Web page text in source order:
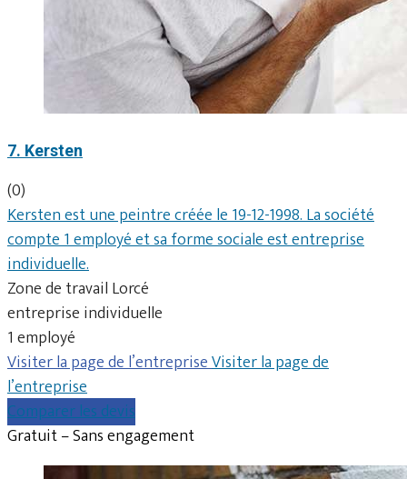
7. Kersten
(0)
Kersten est une peintre créée le 19-12-1998. La société
compte 1 employé et sa forme sociale est entreprise
individuelle.
Zone de travail Lorcé
entreprise individuelle
1 employé
Visiter la page de l’entrepriseVisiter la page de
l’entreprise
Comparer les devis
Gratuit – Sans engagement